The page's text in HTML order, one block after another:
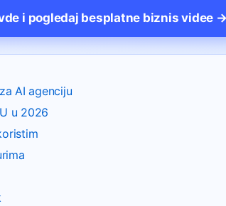
i pogledaj besplatne biznis videe →
AI agenciju
u 2026